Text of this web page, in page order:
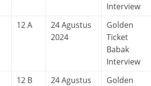
Interview
12 A
24 Agustus
2024
Golden
Ticket
Babak
Interview
12 B
24 Agustus
Golden